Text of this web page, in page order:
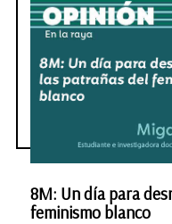
8M: Un día para
feminismo blanco